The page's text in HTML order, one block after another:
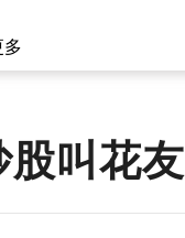
多
股叫花友